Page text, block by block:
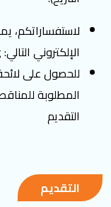
لاستفساراتكم،
الإلكتروني التالي:
للحصول على
المطلوبة
التقديم
التقديم